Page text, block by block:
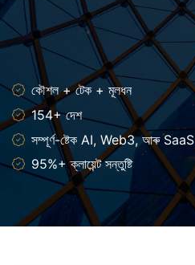
কৌশল + টেক + মূলধন
154+ দেশ
সম্পূৰ্ণ-ষ্টেক AI, Web3, আৰু SaaS
95%+ ক্লায়েন্ট সন্তুষ্টি